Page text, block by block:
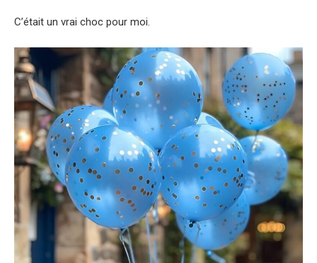
C’était un vrai choc pour moi.